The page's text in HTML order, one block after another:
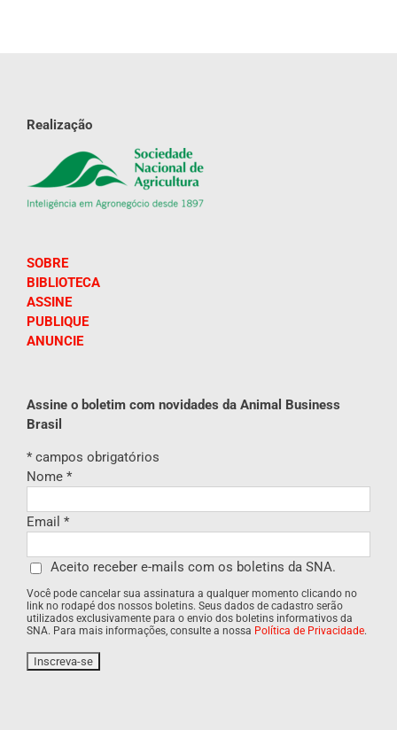
Realização
SOBRE
BIBLIOTECA
ASSINE
PUBLIQUE
ANUNCIE
Assine o boletim com novidades da Animal Business
Brasil
* campos obrigatórios
Nome *
Email *
Aceito receber e-mails com os boletins da SNA.
Você pode cancelar sua assinatura a qualquer momento clicando no
link no rodapé dos nossos boletins. Seus dados de cadastro serão
utilizados exclusivamente para o envio dos boletins informativos da
SNA. Para mais informações, consulte a nossa Política de Privacidade.